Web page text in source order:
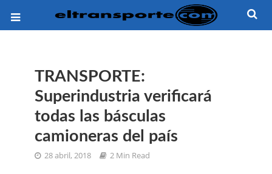
TRANSPORTE:
Superindustria verificará
todas las básculas
camioneras del país
28 abril, 2018 2 Min Read